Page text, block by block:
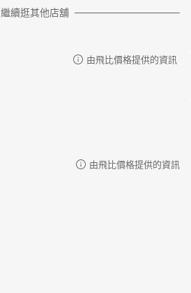
繼續逛其他店舖
由飛比價格提供的資訊
由飛比價格提供的資訊